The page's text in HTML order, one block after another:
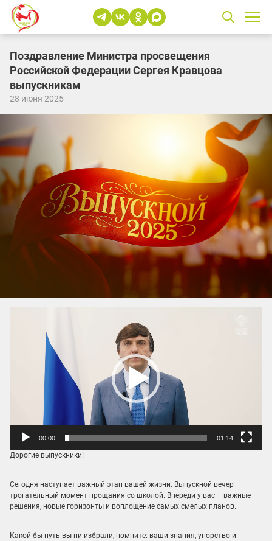
Поздравление Министра просвещения
Российской Федерации Сергея Кравцова
выпускникам
28 июня 2025
00:00 01:14
Дорогие выпускники!
Сегодня наступает важный этап вашей жизни. Выпускной вечер –
трогательный момент прощания со школой. Впереди у вас – важные
решения, новые горизонты и воплощение самых смелых планов.
Какой бы путь вы ни избрали, помните: ваши знания, упорство и